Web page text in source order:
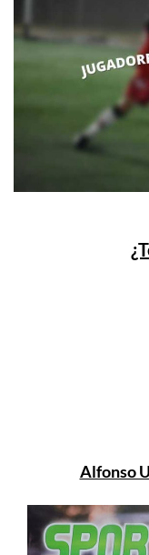
Alfonso